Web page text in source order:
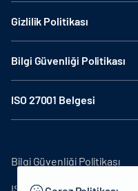
Gizlilik Politikası
Bilgi Güvenliği Politikası
ISO 27001 Belgesi
Bilgi Güvenliği Politikası